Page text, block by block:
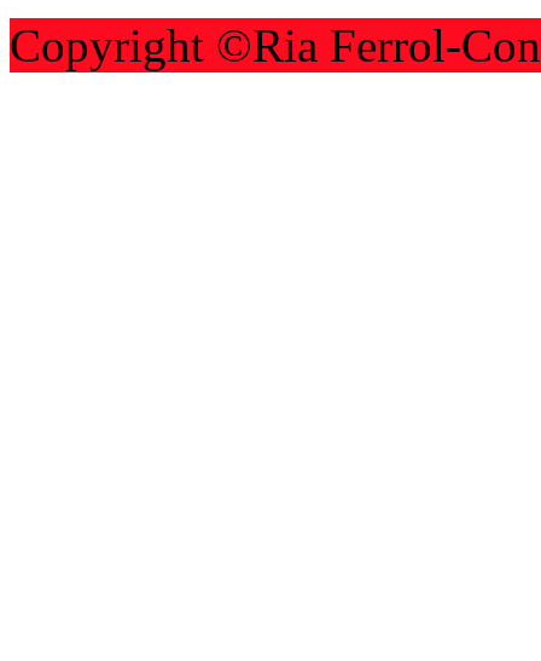
Copyright ©Ria Ferrol-